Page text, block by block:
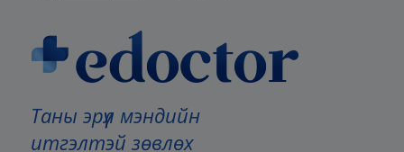
Таны эрүүл мэндийн
итгэлтэй зөвлөх